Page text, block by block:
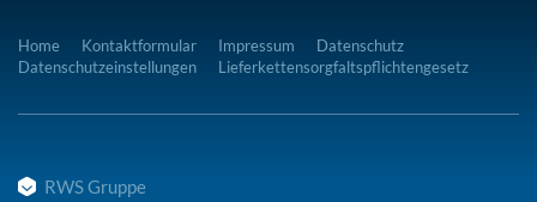
Home Kontaktformular Impressum
Datenschutz
Datenschutzeinstellungen
Lieferkettensorgfaltspflichtengesetz
RWS Gruppe